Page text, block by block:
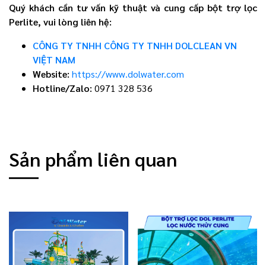
Quý khách cần tư vấn kỹ thuật và cung cấp bột trợ lọc
Perlite, vui lòng liên hệ:
CÔNG TY TNHH CÔNG TY TNHH DOLCLEAN VN
VIỆT NAM
Website: https://www.dolwater.com
Hotline/Zalo: 0971 328 536
Sản phẩm liên quan